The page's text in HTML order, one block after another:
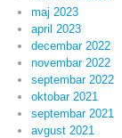
maj 2023
april 2023
decembar 2022
novembar 2022
septembar 2022
oktobar 2021
septembar 2021
avgust 2021